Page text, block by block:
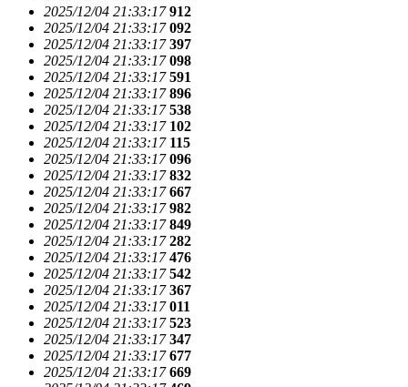
2025/12/04 21:33:17 912
2025/12/04 21:33:17 092
2025/12/04 21:33:17 397
2025/12/04 21:33:17 098
2025/12/04 21:33:17 591
2025/12/04 21:33:17 896
2025/12/04 21:33:17 538
2025/12/04 21:33:17 102
2025/12/04 21:33:17 115
2025/12/04 21:33:17 096
2025/12/04 21:33:17 832
2025/12/04 21:33:17 667
2025/12/04 21:33:17 982
2025/12/04 21:33:17 849
2025/12/04 21:33:17 282
2025/12/04 21:33:17 476
2025/12/04 21:33:17 542
2025/12/04 21:33:17 367
2025/12/04 21:33:17 011
2025/12/04 21:33:17 523
2025/12/04 21:33:17 347
2025/12/04 21:33:17 677
2025/12/04 21:33:17 669